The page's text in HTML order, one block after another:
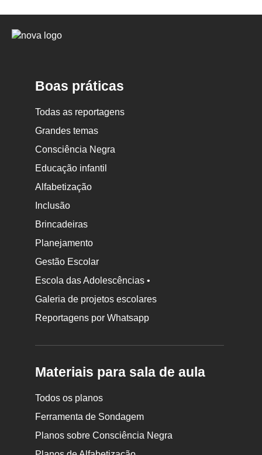
Logo
Boas práticas
Todas as reportagens
Grandes temas
Consciência Negra
Educação infantil
Alfabetização
Inclusão
Brincadeiras
Planejamento
Gestão Escolar
Escola das Adolescências •
Galeria de projetos escolares
Reportagens por Whatsapp
Materiais para sala de aula
Todos os planos
Ferramenta de Sondagem
Planos sobre Consciência Negra